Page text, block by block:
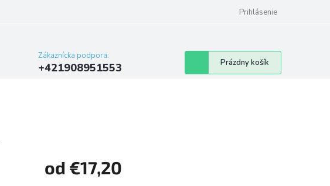
Prihlásenie
Zákaznícka podpora:
+421908951553
Nákupný
košík
Prázdny košík
od €17,20